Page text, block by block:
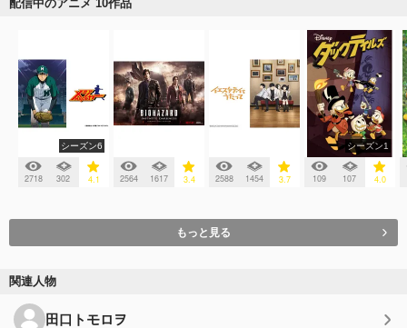
配信中のアニメ 10作品
シーズン6
2718 302 4.1 2564 1617 3.4 2588 1454 3.7
シーズン1
109 107 4.0
もっと見る
関連人物
田口トモロヲ